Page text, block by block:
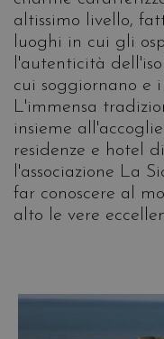
altissimo livello,
luoghi in cui gli
l'autenticità
cui soggiornano e i
L'immensa
insieme
residenze e hotel
l'associazione La
far conoscere al
alto le vere